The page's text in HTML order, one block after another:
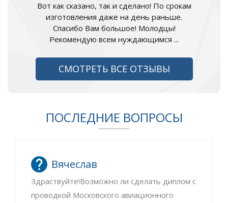
Вот как сказано, так и сделано! По срокам
изготовления даже на день раньше.
Спасибо Вам большое! Молодцы!
Рекомендую всем нуждающимся ...
СМОТРЕТЬ ВСЕ ОТЗЫВЫ
ПОСЛЕДНИЕ ВОПРОСЫ
Вячеслав
Здраствуйте!Возможно ли сделать диплом с
проводкой Московского авиационного